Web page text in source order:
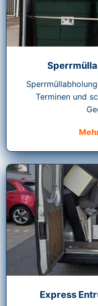
Terminen und
Express